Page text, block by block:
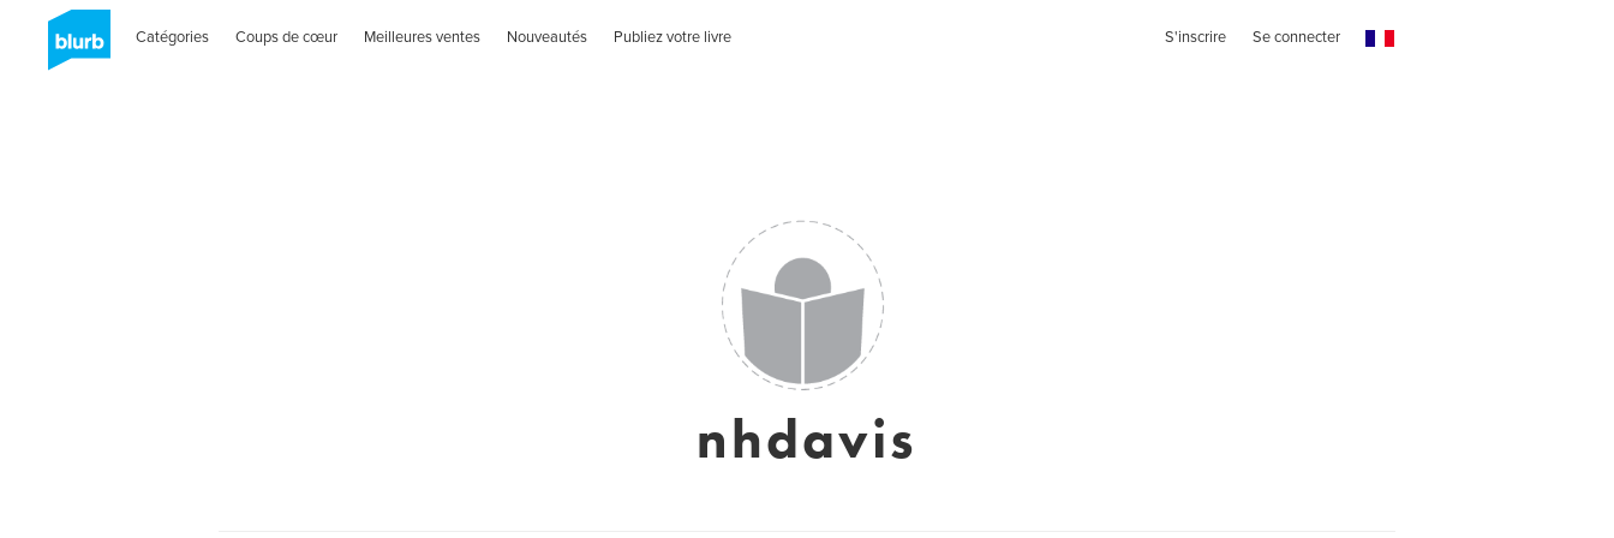
Catégories Coups de cœur Meilleures ventes Nouveautés Publiez votre livre S'inscrire Se connecter
nhdavis